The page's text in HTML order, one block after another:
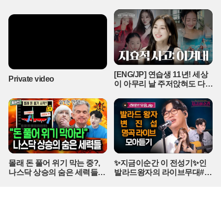
의 강력한 규탄에도 불구하고, 당장 하늘을 막아낼 요격 미사일이 없
는 상황에서 추가적인 공습을 저지할 뾰족한 대책은 보이지 않는 실
정이다.러시아의 공세는 멈출 기미를 보이지 않고 있으며, 우크라이
나의 방공 미사일 잔량은 위험 수위에 도달했다. 키이우 시내 곳곳에
서는 미사일 잔해를 치우는 소방관들의 사투가 이어지고 있지만, 다
음 공습을 예고하는 경보음은 언제든 다시 울릴 수 있는 상황이다. 서
방의 결단이 늦어지는 사이 우크라이나의 주요 물류 거점과 민간 시
설들은 하나둘 잿더미로 변해가고 있으며, 방공망 재건을 위한 국제
Private video
[ENG/JP] 연습생 11년! 세상
이 아무리 날 주저앉혀도 다시
적 사고 | 아주 사적인 미술관
EP. 06 / 14F
몰래 돈 풀어 위기 막는 중?,
나스닥 상승의 숨은 세력들
✨지금이순간 이 전성기✨인
발라드왕자의 라이브무대#백